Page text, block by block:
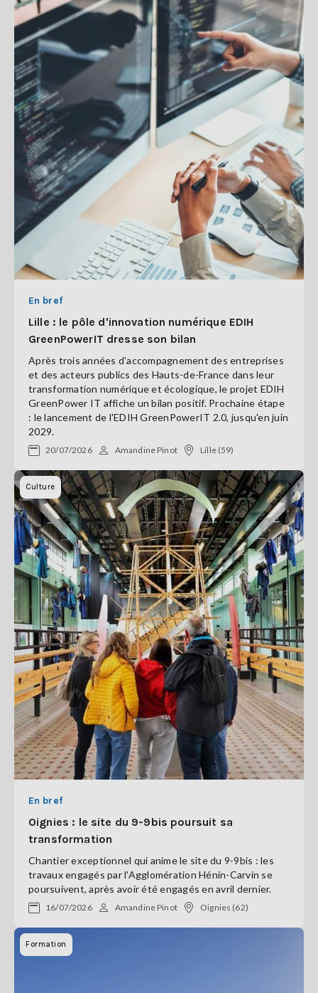
En bref
Lille : le pôle d'innovation numérique EDIH
GreenPowerIT dresse son bilan
Après trois années d'accompagnement des entreprises
et des acteurs publics des Hauts-de-France dans leur
transformation numérique et écologique, le projet EDIH
GreenPower IT affiche un bilan positif. Prochaine étape
: le lancement de l'EDIH GreenPowerIT 2.0, jusqu'en juin
2029.
20/07/2026 Amandine Pinot Lille (59)
Culture
En bref
Oignies : le site du 9-9bis poursuit sa
transformation
Chantier exceptionnel qui anime le site du 9-9bis : les
travaux engagés par l'Agglomération Hénin-Carvin se
poursuivent, après avoir été engagés en avril dernier.
16/07/2026 Amandine Pinot Oignies (62)
Formation